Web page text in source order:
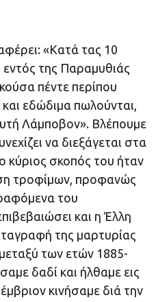
«Κατά τας 10
εντός της Παραμυθιάς
πέντε περίπου
εδώδιμα πωλούνται,
Λάμποβον». Βλέπουμε
να διεξάγεται στα
κύριος σκοπός του ήταν
τροφίμων, προφανώς
του
και η Έλλη
της μαρτυρίας
των ετών 1885-
δαδί και ήλθαμε εις
κινήσαμε διά την